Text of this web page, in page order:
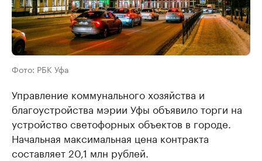
Фото: РБК Уфа
Управление коммунального хозяйства и
благоустройства мэрии Уфы объявило торги на
устройство светофорных объектов в городе.
Начальная максимальная цена контракта
составляет 20,1 млн рублей.